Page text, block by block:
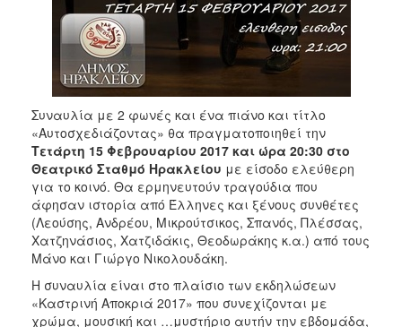
Συναυλία με 2 φωνές και ένα πιάνο και τίτλο
«Αυτοσχεδιάζοντας» θα πραγματοποιηθεί την
Τετάρτη 15 Φεβρουαρίου 2017 και ώρα 20:30 στο
Θεατρικό Σταθμό Ηρακλείου με είσοδο ελεύθερη
για το κοινό. Θα ερμηνευτούν τραγούδια που
άφησαν ιστορία από Έλληνες και ξένους συνθέτες
(Λεούσης, Ανδρέου, Μικρούτσικος, Σπανός, Πλέσσας,
Χατζηνάσιος, Χατζιδάκις, Θεοδωράκης κ.α.) από τους
Μάνο και Γιώργο Νικολουδάκη.
Η συναυλία είναι στο πλαίσιο των εκδηλώσεων
«Καστρινή Αποκριά 2017» που συνεχίζονται με
χρώμα, μουσική και …μυστήριο αυτήν την εβδομάδα,